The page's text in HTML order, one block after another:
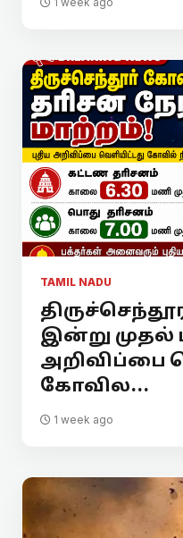
TAMIL NADU
இன்று முதல்
அறிவிப்பை
கோவில...
1 week ago